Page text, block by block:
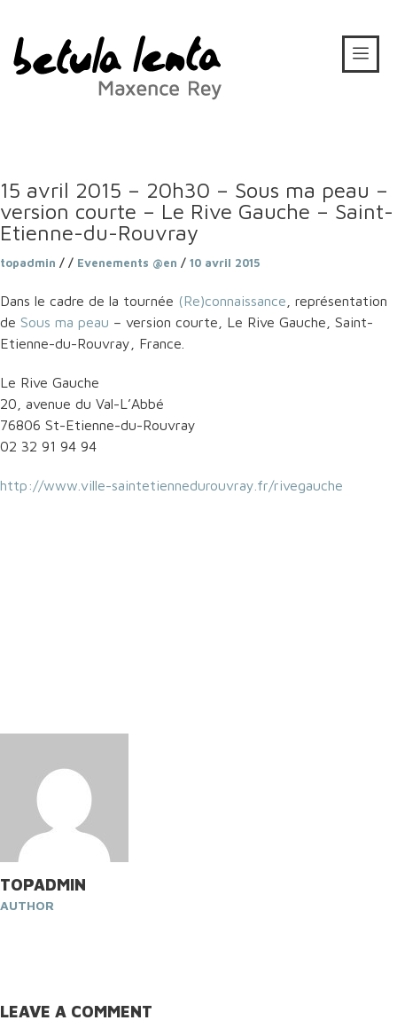
15 avril 2015 – 20h30 – Sous ma peau –
version courte – Le Rive Gauche – Saint-
Etienne-du-Rouvray
topadmin / / Evenements @en / 10 avril 2015
Dans le cadre de la tournée (Re)connaissance , représentation
de Sous ma peau – version courte, Le Rive Gauche, Saint-
Etienne-du-Rouvray, France.
Le Rive Gauche
20, avenue du Val-L’Abbé
76806 St-Etienne-du-Rouvray
02 32 91 94 94
http://www.ville-saintetiennedurouvray.fr/rivegauche
TOPADMIN
AUTHOR
LEAVE A COMMENT